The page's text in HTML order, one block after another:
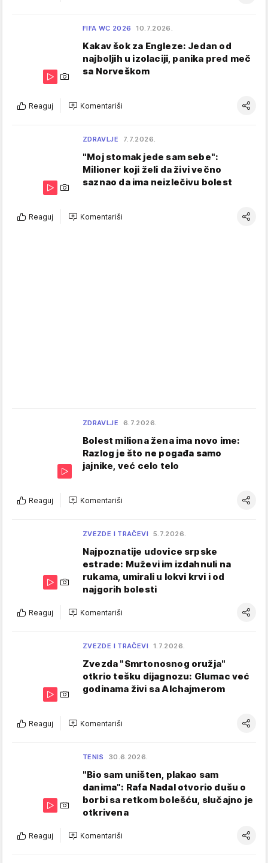
FIFA WC 2026 10.7.2026.
Kakav šok za Engleze: Jedan od
najboljih u izolaciji, panika pred meč
sa Norveškom
Reaguj Komentariši
ZDRAVLJE 7.7.2026.
"Moj stomak jede sam sebe":
Milioner koji želi da živi večno
saznao da ima neizlečivu bolest
Reaguj Komentariši
ZDRAVLJE 6.7.2026.
Bolest miliona žena ima novo ime:
Razlog je što ne pogađa samo
jajnike, već celo telo
Reaguj Komentariši
ZVEZDE I TRAČEVI 5.7.2026.
Najpoznatije udovice srpske
estrade: Muževi im izdahnuli na
rukama, umirali u lokvi krvi i od
najgorih bolesti
Reaguj Komentariši
ZVEZDE I TRAČEVI 1.7.2026.
Zvezda "Smrtonosnog oružja"
otkrio tešku dijagnozu: Glumac već
godinama živi sa Alchajmerom
Reaguj Komentariši
TENIS 30.6.2026.
"Bio sam uništen, plakao sam
danima": Rafa Nadal otvorio dušu o
borbi sa retkom bolešću, slučajno je
otkrivena
Reaguj Komentariši